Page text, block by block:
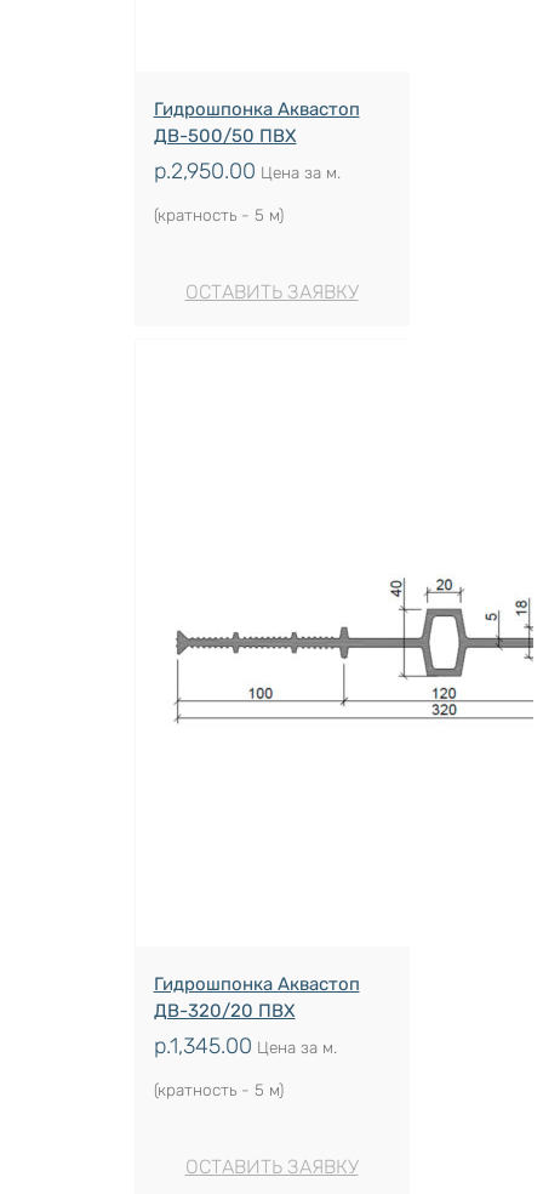
Гидрошпонка Аквастоп
ДВ-500/50 ПВХ
р.2,950.00 Цена за м.
(кратность - 5 м)
ОСТАВИТЬ ЗАЯВКУ
Гидрошпонка Аквастоп
ДВ-320/20 ПВХ
р.1,345.00 Цена за м.
(кратность - 5 м)
ОСТАВИТЬ ЗАЯВКУ